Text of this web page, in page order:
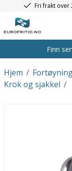
Fri frakt over
Finn
/
Hjem
/
Krok og sjakkel